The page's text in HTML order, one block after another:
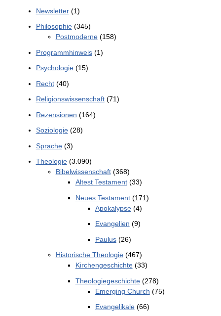
Newsletter(1)
Philosophie(345)
Postmoderne(158)
Programmhinweis(1)
Psychologie(15)
Recht(40)
Religionswissenschaft(71)
Rezensionen (164)
Soziologie(28)
Sprache(3)
Theologie(3.090)
Bibelwissenschaft(368)
Altest Testament(33)
Neues Testament(171)
Apokalypse(4)
Evangelien (9)
Paulus(26)
Historische Theologie(467)
Kirchengeschichte(33)
Theologiegeschichte(278)
Emerging Church (75)
Evangelikale(66)